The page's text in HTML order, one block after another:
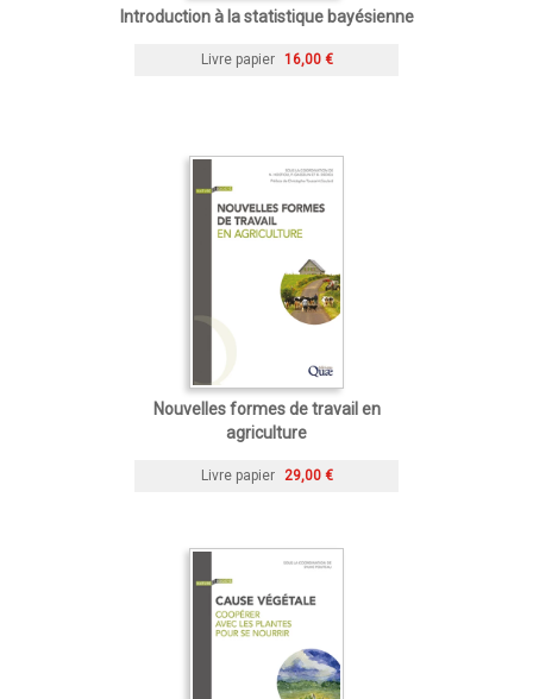
Introduction à la statistique bayésienne
Livre papier 16,00 €
Nouvelles formes de travail en
agriculture
Livre papier 29,00 €